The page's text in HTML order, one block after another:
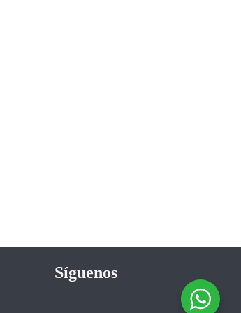
Síguenos